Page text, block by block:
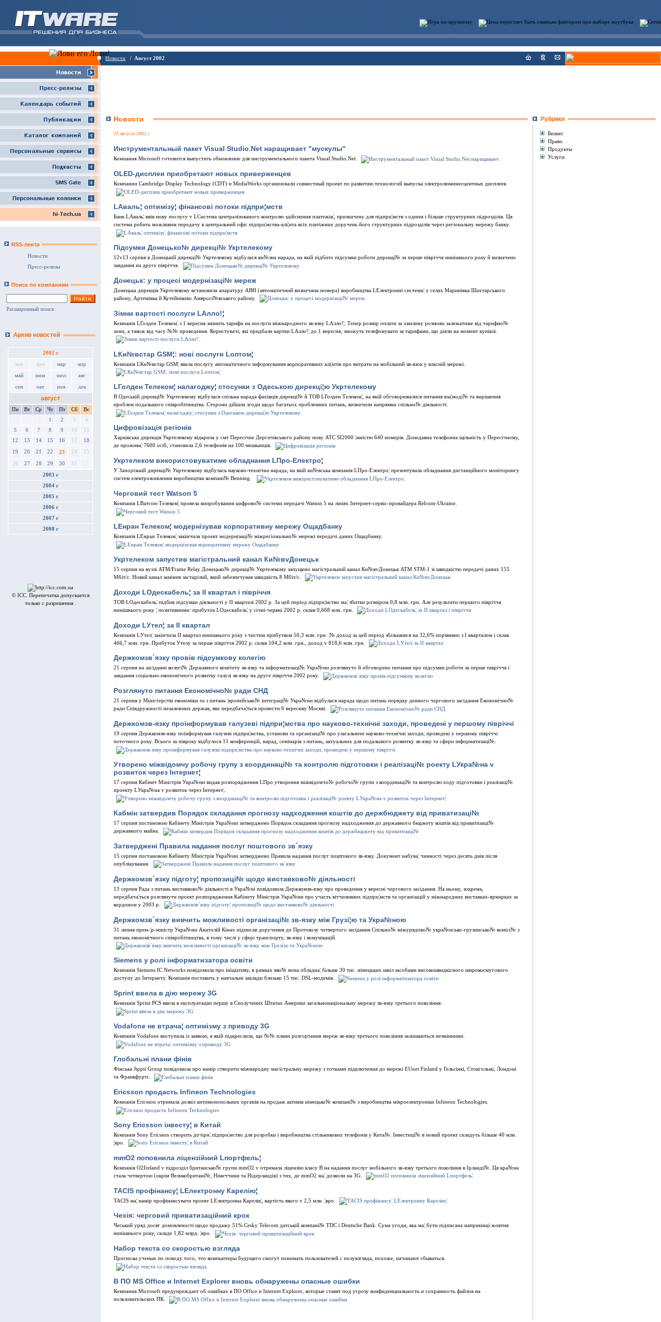
Новости / Август 2002
RSS-лента
Новости
Пресс-релизы
Поиск по компаниям
Расширенный поиск
Архив новостей
2002 г
янв фев мар апр
май июн июл авг
сен окт ноя дек
август
Пн Вт Ср Чт Пт Сб
Вс
1
2 3
4
5
6 7 8 9 10
11
12
13 14 15 16 17 18
19 20 21 22 23 24 25
26 27 28 29 30 31
2003 г
2004 г
2005 г
2006 г
2007 г
2008 г
© ICC. Перепечатка допускается
только с разрешения .
Новости Рубрики
Бизнес
Право
Продукты
Услуги
23 августа 2002 г
Инструментальный пакет Visual Studio.Net наращивает "мускулы"
Компания Microsoft готовится выпустить обновление для инструментального пакета Visual Studio.Net.
OLED-дисплеи приобретают новых приверженцев
Компании Cambridge Display Technology (CDT) и MediaWorks организовали совместный проект по развитию технологий выпуска электролюминесцентных дисплеев.
LАваль¦ оптимiзу¦ фiнансовi потоки пiдпри¦мств
Банк LАваль¦ ввiв нову послугу v LСистема централiзованого контролю здiйснення платежiв¦, призначену для пiдпри¦мств з одним i бiльше структурних пiдроздiлiв. Ця
система робить можливим передачу в центральний офiс пiдпри¦мства-клi¦нта всiх платiжних доручень його структурних пiдроздiлiв через регiональну мережу банку.
Пiдсумки Донецько№ дирекцi№ Укртелекому
12v13 серпня в Донецькiй дирекцi№ Укртелекому вiдбулася ви№зна нарада, на якiй пiдбито пiдсумки роботи дирекцi№ за перше пiврiччя нинiшнього року й визначено
завдання на друге пiврiччя.
Донецьк: у процесi модернiзацi№ мереж
Донецька дирекцiя Укртелекому встановила апаратуру АВН (автоматичний визначник номера) виробництва LЕлектроннi системи¦ у селах Маринiвка Шахтарського
району, Артемiвка й Кутейнiково Амвросi№вського району.
Зiмни вартостi послуги LАлло!¦
Компанiя LГолден Телеком¦ з 1 вересня змiнить тарифи на послуги мiжнародного зв-язку LАлло!¦. Тепер розмiр оплати за хвилину розмови залежатиме вiд тарифно№
зони, а також вiд часу №№ проведення. Користувачi, якi придбали картки LАлло!¦ до 1 вересня, зможуть телефонувати за тарифами, що дiяли на момент купiвлi.
LКи№встар GSM¦: новi послуги Lоптом¦
Компанiя LКи№встар GSM¦ ввела послугу автоматичного iнформування корпоративних клi¦нтiв про витрати на мобiльний зв-язок у власнiй мережi.
LГолден Телеком¦ налагоджу¦ стосунки з Одеською дирекцi¦ю Укртелекому
В Одеськiй дирекцi№ Укртелекому вiдбулася спiльна нарада фахiвцiв дирекцi№ й ТОВ LГолден Телеком¦, на якiй обговорювалися питання вза¦модi№ та вирiшення
проблем подальшого спiвробiтництва. Сторони дiйшли згоди щодо багатьох проблемних питань, визначили напрямки спiльно№ дiяльностi.
Цифровiзацiя регiонiв
Харкiвська дирекцiя Укртелекому вiдкрила у смт Пересiчне Дергачiвського району нову АТС SI2000 ¦мнiстю 640 номерiв. Донедавна телефонна щiльнiсть у Пересiчному,
де прожива¦ 7600 осiб, становила 2,6 телефонiв на 100 мешканцiв.
Укртелеком використовуватиме обладнання LПро-Електро¦
У Запорiзькiй дирекцi№ Укртелекому вiдбулась науково-технiчна нарада, на якiй ки№вська компанiя LПро-Електро¦ презентувала обладнання дистанцiйного монiторингу
систем електроживлення виробництва компанi№ Benning.
Черговий тест Watson 5
Компанiя LВатсон-Телеком¦ провела випробування цифрово№ системи передачi Watson 5 на лiнiях Iнтернет-сервiс-провайдера Relcom-Ukraine.
LЕнран Телеком¦ модернiзував корпоративну мережу Ощадбанку
Компанiя LЕнран Телеком¦ закiнчила проект модернiзацi№ мiжрегiонально№ мережi передачi даних Ощадбанку.
Укртелеком запустив магiстральний канал Ки№вvДонецьк
15 серпня на вузлi АТМ/Frame Relay Донецько№ дирекцi№ Укртелекому запущено магiстральний канал Ки№вvДонецьк АТМ STM-1 зi швидкiстю передачi даних 155
Мбiт/с. Новий канал замiнив застарiлий, який забезпечував швидкiсть 8 Мбiт/с.
Доходи LОдескабель¦ за II квартал i пiврiччя
ТОВ LОдескабель¦ пiдбив пiдсумки дiяльностi у II кварталi 2002 р. За цей перiод пiдпри¦мство ма¦ збитки розмiром 0,8 млн. грн. Але результати першого пiврiччя
нинiшнього року ¦ позитивними: прибуток LОдескабель¦ у сiчнi-червнi 2002 р. склав 0,668 млн. грн.
Доходи LУтел¦ за II квартал
Компанiя LУтел¦ закiнчила II квартал нинiшнього року з чистим прибутком 50,3 млн. грн. ¦№ доход за цей перiод збiльшився на 32,6% порiвняно з I кварталом i склав
466,7 млн. грн. Прибуток Утелу за перше пiврiччя 2002 р. склав 104,2 млн. грн., доход v 818,6 млн. грн.
Держкомзв´язку провiв пiдсумкову колегiю
21 серпня на засiданнi колегi№ Державного комiтету зв-язку та iнформатизацi№ Укра№ни розглянуто й обговорено питання про пiдсумки роботи за перше пiврiччя i
завдання соцiально-економiчного розвитку галузi зв-язку на друге пiврiччя 2002 року.
Розглянуто питання Економiчно№ ради СНД
21 серпня у Мiнiстерствi економiки та з питань ¦вропейсько№ iнтеграцi№ Укра№ни вiдбулася нарада щодо питань порядку денного чергового засiдання Економiчно№
ради Спiвдружностi незалежних держав, яке передбача¦ться провести 6 вересняу Москвi.
Держкомзв-язку проiнформував галузевi пiдпри¦мства про науково-технiчнi заходи, проведенi у першому пiврiччi
19 серпня Держкомзв-язку поiнформував галузевi пiдпри¦мства, установи та органiзацi№ про узагальненi науково-технiчнi заходи, проведенi у першому пiврiччi
поточного року. Всього за пiвроку вiдбулося 11 конференцiй, нарад, семiнарiв з питань, актуальних для подальшого розвитку зв-язку та сфери iнформатизацi№.
Утворено мiжвiдомчу робочу групу з координацi№ та контролю пiдготовки i реалiзацi№ роекту LУкра№на v
розвиток через Iнтернет¦
17 серпня Кабiнет Мiнiстрiв Укра№ни видав розпорядження LПро утворення мiжвiдомчо№ робочо№ групи з координацi№ та контролю ходу пiдготовки i реалiзацi№
проекту LУкра№на v розвиток через Iнтернет¦.
Кабмiн затвердив Порядок складання прогнозу надходження коштiв до держбюджету вiд приватизацi№
17 серпня постановою Кабiнету Мiнiстрiв Укра№ни затверджено Порядок складання прогнозу надходження до державного бюджету коштiв вiд приватизацi№
державного майна.
Затвердженi Правила надання послуг поштового зв´язку
15 серпня постановою Кабiнету Мiнiстрiв Укра№ни затверджено Правила надання послуг поштового зв-язку. Документ набува¦ чинностi через десять днiв пiсля
опублiкування.
Держкомзв´язку пiдготу¦ пропозицi№ щодо виставково№ дiяльностi
13 серпня Рада з питань виставково№ дiяльностi в Укра№нi повiдомила Держкомзв-язку про проведення у вереснi чергового засiдання. На ньому, зокрема,
передбача¦ться розглянути проект розпорядження Кабiнету Мiнiстрiв Укра№ни про участь вiтчизняних пiдпри¦мств та органiзацiй у мiжнародних виставках-ярмарках за
кордоном у 2003 р.
Держкомзв´язку вивчить можливостi органiзацi№ зв-язку мiж Грузi¦ю та Укра№ною
31 липня прем-¦р-мiнiстр Укра№ни Анатолiй Кiнах пiдписав доручення до Протоколу четвертого засiдання Спiльно№ мiжурядово№ укра№нсько-грузинсько№ комiсi№ з
питань економiчного спiвробiтництва, в тому числi у сферi транспорту, зв-язку i комунiкацiй.
Siemens у ролi iнформатизатора освiти
Компанiя Siemens IC Networks повiдомила про iнiцiативу, в рамках яко№ вона обладна¦ бiльше 30 тис. нiмецьких шкiл засобами високошвидкiсного широкосмугового
доступу до Iнтернету. Компанiя поставить у навчальнi заклади близько 15 тис. DSL-модемiв.
Sprint ввела в дiю мережу 3G
Компанiя Sprint PCS ввела в експлуатацiю першу в Сполучених Штатах Америки загальнонацiональну мережу зв-язку третього поколiння.
Vodafone не втрача¦ оптимiзму з приводу 3G
Компанiя Vodafone виступила iз заявою, в якiй пiдкреслила, що №№ плани розгортання мереж зв-язку третього поколiння залишаються незмiнними.
Глобальнi плани фiнiв
Фiнська Jippii Group повiдомила про намiр створити мiжнародну магiстральну мережу з точками пiдключення до мережi EUnet Finland у Гельсiнкi, Стокгольмi, Лондонi
та Франкфуртi.
Ericsson продасть Infineon Technologies
Компанiя Ericsson отримала дозвiл антимонопольних органiв на продаж активiв нiмецько№ компанi№ з виробництва мiкроелектронiки Infineon Technologies.
Sony Ericsson iнвесту¦ в Китай
Компанiя Sony Ericsson створить дочiрн¦ пiдпри¦мство для розробки i виробництва стiльникових телефонiв у Кита№. Iнвестицi№ в новий проект складуть бiльше 40 млн.
¦вро.
mmO2 поповнила лiцензiйний Lпортфель¦
Компанiя O2Ireland v пiдроздiл британсько№ групи mmO2 v отримала лiцензiю класу В на надання послуг мобiльного зв-язку третього поколiння в Iрландi№. Ця кра№на
стала четвертою (окрiм Великобританi№, Нiмеччини та Нiдерландiв) з тих, де mmO2 ма¦ дозволи на 3G.
TACIS профiнансу¦ LЕлектронну Карелiю¦
TACIS ма¦ намiр профiнансувати проект LЕлектронна Карелiя¦, вартiсть якого v 2,5 млн. ¦вро.
Чехiя: черговий приватизацiйний крок
Чеський уряд досяг домовленостi щодо продажу 51% Cesky Telecom датськiй компанi№ TDC i Deutsche Bank. Сума угоди, яка ма¦ бути пiдписана наприкiнцi жовтня
нинiшнього року, складе 1,82 млрд. ¦вро.
Набор текста со скоростью взгляда
Прогнозы ученых по поводу того, что компьютеры будущего смогут понимать пользователей с полувзгляда, похоже, начинают сбываться.
В ПО MS Office и Internet Explorer вновь обнаружены опасные ошибки
Компания Microsoft предупреждает об ошибках в ПО Office и Internet Explorer, которые ставят под угрозу конфиденциальность и сохранность файлов на
пользовательских ПК.